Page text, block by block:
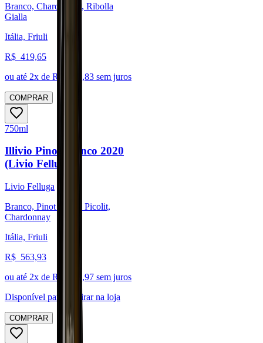
Branco, Chardonnay, Ribolla
Gialla
Itália, Friuli
R$ 419,65
ou até 2x de R$ 209,83 sem juros
COMPRAR
750ml
Illivio Pinot Bianco 2020
(Livio Felluga)
Livio Felluga
Branco, Pinot Blanc, Picolit,
Chardonnay
Itália, Friuli
R$ 563,93
ou até 2x de R$ 281,97 sem juros
Disponível para:
Retirar na loja
COMPRAR